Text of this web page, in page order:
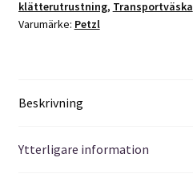
klätterutrustning, Transportväska
Varumärke: Petzl
Beskrivning
Ytterligare information